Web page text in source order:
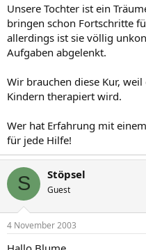
Unsere Tochter ist ein
bringen schon Fortschritte
allerdings ist sie völlig
Aufgaben abgelenkt.
Wir brauchen diese Kur,
Kindern therapiert wird.
Wer hat Erfahrung mit
für jede Hilfe!
S Stöpsel
Guest
4 November 2003